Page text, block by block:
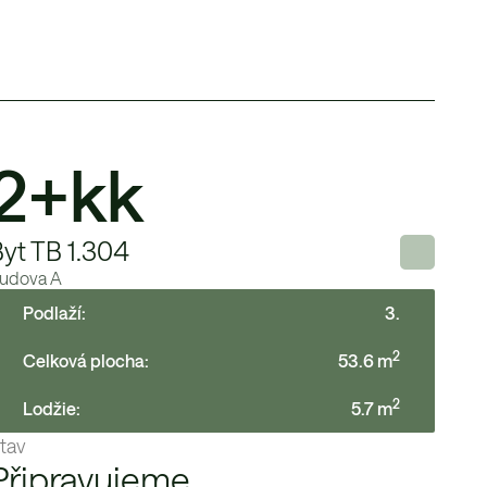
TB 1.304
A
Podlaží:
3.
Celková plocha: 53.6 m2
Lodžie: 5.7 m2